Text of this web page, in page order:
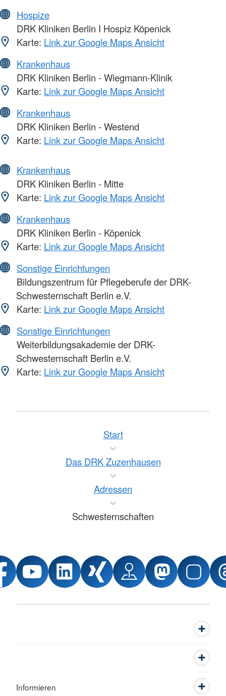
Hospize
DRK Kliniken Berlin I Hospiz Köpenick
Karte: Link zur Google Maps Ansicht
Krankenhaus
DRK Kliniken Berlin - Wiegmann-Klinik
Karte: Link zur Google Maps Ansicht
Krankenhaus
DRK Kliniken Berlin - Westend
Karte: Link zur Google Maps Ansicht
Krankenhaus
DRK Kliniken Berlin - Mitte
Karte: Link zur Google Maps Ansicht
Krankenhaus
DRK Kliniken Berlin - Köpenick
Karte: Link zur Google Maps Ansicht
Sonstige Einrichtungen
Bildungszentrum für Pflegeberufe der DRK-
Schwesternschaft Berlin e.V.
Karte: Link zur Google Maps Ansicht
Sonstige Einrichtungen
Weiterbildungsakademie der DRK-
Schwesternschaft Berlin e.V.
Karte: Link zur Google Maps Ansicht
Start
Das DRK Zuzenhausen
Adressen
Schwesternschaften
Informieren